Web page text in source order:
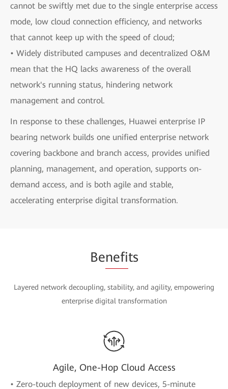
cannot be swiftly met due to the single enterprise access
mode, low cloud connection efficiency, and networks
that cannot keep up with the speed of cloud;
• Widely distributed campuses and decentralized O&M
mean that the HQ lacks awareness of the overall
network's running status, hindering network
management and control.
In response to these challenges, Huawei enterprise IP
bearing network builds one unified enterprise network
covering backbone and branch access, provides unified
planning, management, and operation, supports on-
demand access, and is both agile and stable,
accelerating enterprise digital transformation.
Benefits
Layered network decoupling, stability, and agility, empowering
enterprise digital transformation
Agile, One-Hop Cloud Access
• Zero-touch deployment of new devices, 5-minute